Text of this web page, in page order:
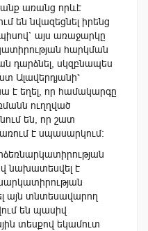
առանց որևէ
են նվազեցնել իրենց
այս առաջարկը
հարկման
դարձնել, սկզբնապես
Ալավերդյանի՝
է եղել, որ համակարգը
ուղղված
են, որ շատ
է սպասարկում:
նախատեսվել է
այն տնտեսավարող
են պասիվ
տեսքով եկամուտ